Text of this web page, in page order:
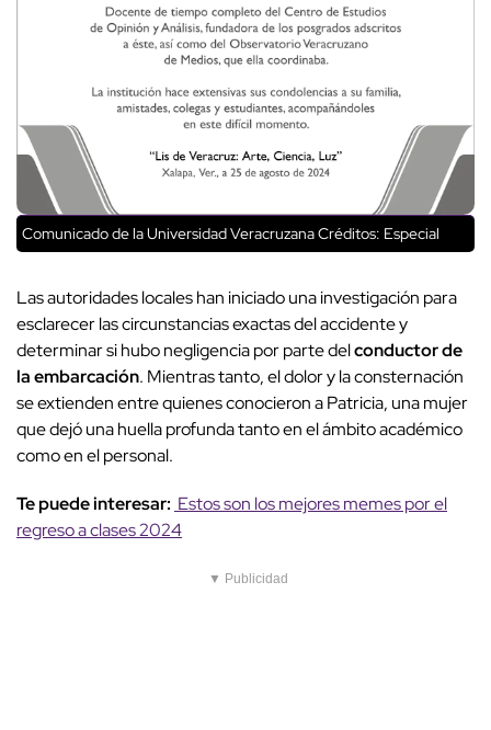
Comunicado de la Universidad VeracruzanaCréditos: Especial
Las autoridades locales han iniciado una investigación para
esclarecer las circunstancias exactas del accidente y
determinar si hubo negligencia por parte delconductor de
la embarcación. Mientras tanto, el dolor y la consternación
se extienden entre quienes conocieron a Patricia, una mujer
que dejó una huella profunda tanto en el ámbito académico
como en el personal.
Te puede interesar: Estos son los mejores memes por el
regreso a clases 2024
▼ Publicidad